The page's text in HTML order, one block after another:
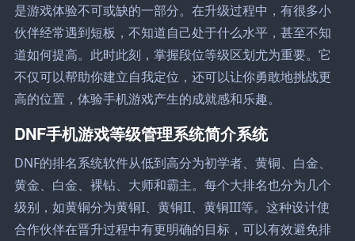
是游戏体验不可或缺的一部分。在升级过程中，有很多小
伙伴经常遇到短板，不知道自己处于什么水平，甚至不知
道如何提高。此时此刻，掌握段位等级区划尤为重要。它
不仅可以帮助你建立自我定位，还可以让你勇敢地挑战更
高的位置，体验手机游戏产生的成就感和乐趣。
DNF手机游戏等级管理系统简介系统
DNF的排名系统软件从低到高分为初学者、黄铜、白金、
黄金、白金、裸钻、大师和霸主。每个大排名也分为几个
级别，如黄铜分为黄铜I、黄铜II、黄铜III等。这种设计使
合作伙伴在晋升过程中有更明确的目标，可以有效避免排